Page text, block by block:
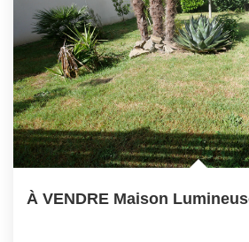
ACTUALITÉS
CONTACT